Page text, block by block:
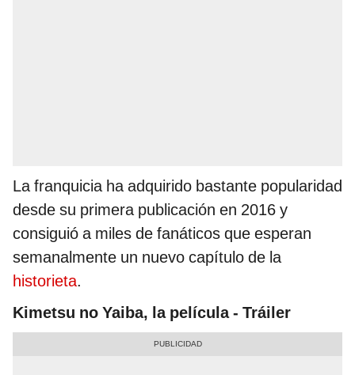
La franquicia ha adquirido bastante popularidad
desde su primera publicación en 2016 y
consiguió a miles de fanáticos que esperan
semanalmente un nuevo capítulo de la
historieta.
Kimetsu no Yaiba, la película - Tráiler